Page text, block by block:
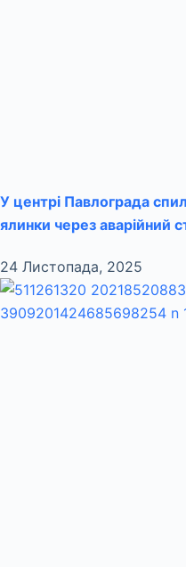
У центрі Павлограда
ялинки через аварійний
24 Листопада, 2025